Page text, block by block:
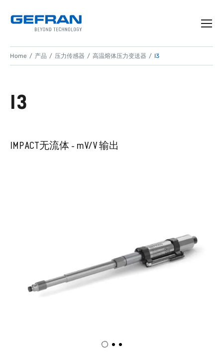
Home 产品 压力传感器 高温熔体压力变送器 I3
I3
IMPACT无流体 - mV/V 输出